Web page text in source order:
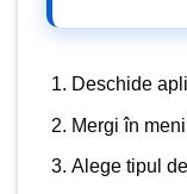
Deschide
Mergi în
Alege tipul